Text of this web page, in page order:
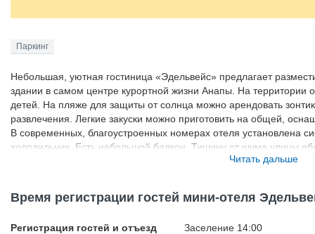
Паркинг
Небольшая, уютная гостиница «Эдельвейс» предлагает
здании в самом центре курортной жизни Анапы. На территории
детей. На пляже для защиты от солнца можно арендовать
развлечения. Легкие закуски можно приготовить на общей,
В современных, благоустроенных номерах отеля установлена
холодильник. Есть небольшой балкон. Тишину от шума улицы
окна. Чистоту в комнате ежедневно поддерживает служба
оборудованная охранной системой парковка (платно).
Читать дальше
Время регистрации гостей мини-отеля
Регистрация гостей и отъезд Заселение 14:00